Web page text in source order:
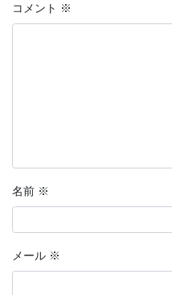
コメント ※
名前 ※
メール ※